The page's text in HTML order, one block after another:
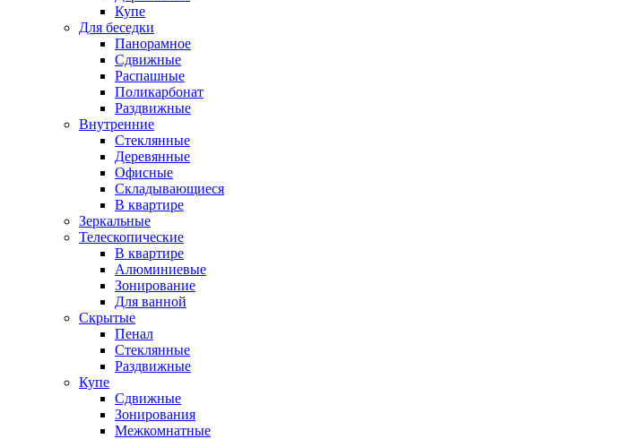
Купе
Для беседки
Панорамное
Сдвижные
Распашные
Поликарбонат
Раздвижные
Внутренние
Стеклянные
Деревянные
Офисные
Складывающиеся
В квартире
Зеркальные
Телескопические
В квартире
Алюминиевые
Зонирование
Для ванной
Скрытые
Пенал
Стеклянные
Раздвижные
Купе
Сдвижные
Зонирования
Межкомнатные